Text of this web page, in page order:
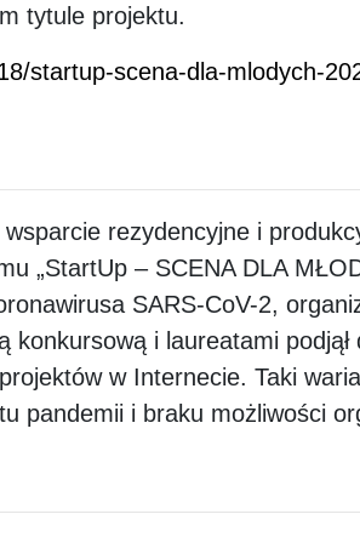
tytule projektu.
startup-scena-dla-mlodych-
rezydencyjne i
„StartUp – SCENA DLA
SARS-CoV-2,
konkursową i laureatami podjął
w Internecie. Taki
pandemii i braku możliwości